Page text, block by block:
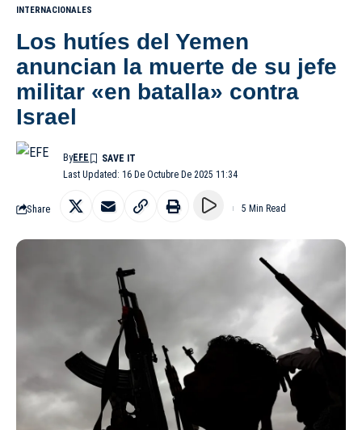
INTERNACIONALES
Los hutíes del Yemen
anuncian la muerte de su jefe
militar «en batalla» contra
Israel
Last Updated: 16 De Octubre De 2025 11:34
ByEFE
Share 5 Min Read